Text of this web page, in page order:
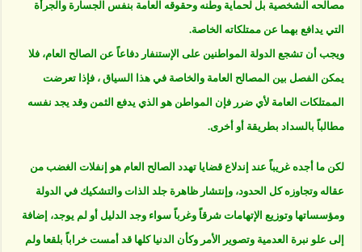
مصالحه الشخصية بل لحماية وطنه وحقوقه العامة بنفس الجسارة والجرأة
التي يدافع بهما عن ممتلكاته الخاصة.
ويجب أن تشجع الدولة المواطنين على الإستنفار دفاعاً عن الصالح العام، فلا
يمكن الفصل بين المصالح العامة والخاصة في هذا السياق ، فإذا تعرضت
الممتلكات العامة لأي ضرر فإن المواطن هو الذي يدفع الثمن وقد يجد نفسه
مطالباً بالسداد بطريقة أو أخرى.
لكن ما أجده غريباً عند إندلاع قضايا تهدد الصالح العام هو إنفلات الغضب من
عقاله وتجاوزه كل الحدود، وإنتشار ظاهرة جلد الذات والتشكيك في الدولة
ومؤسساتها وتوزيع الإتهامات شرقاً وغرباً سواء وجد الدليل أو لم يوجد، إضافة
إلى علو نبرة العدمية وتصوير الأمر وكأن الدنيا كلها قد أمست خراباً بلقعا ولم